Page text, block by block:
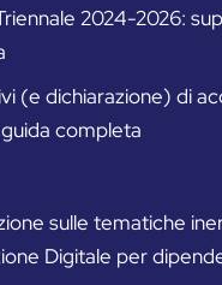
2024-2026:
(e dichiarazione) di
completa
sulle tematiche
Digitale per